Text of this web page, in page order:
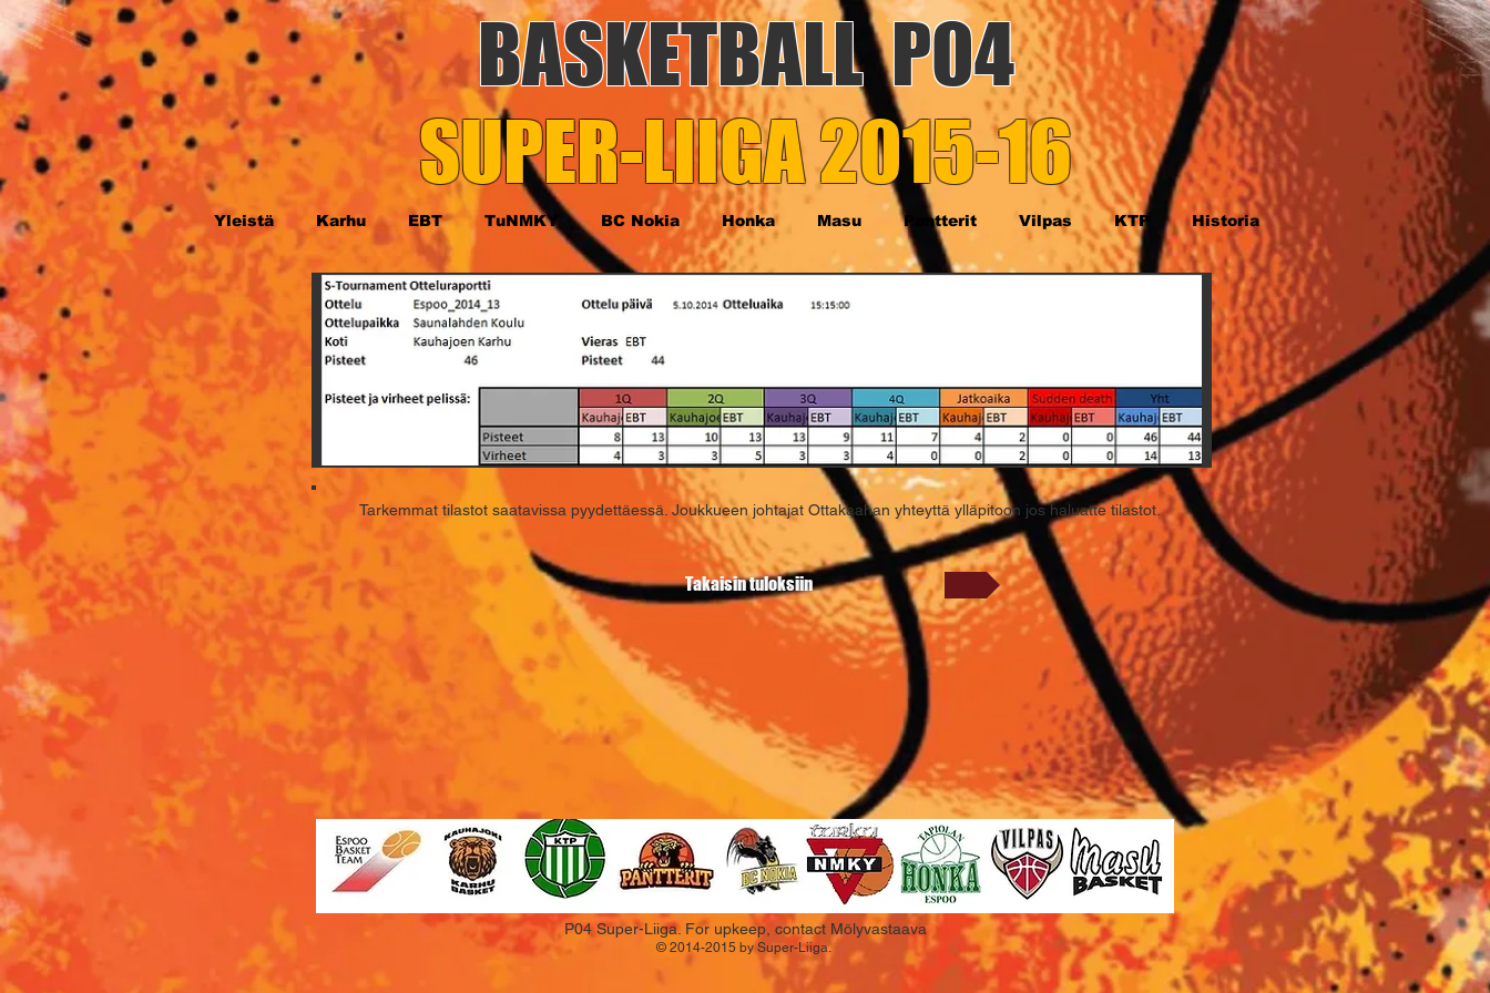
BASKETBALL P04
SUPER-LIIGA 2015-16
Yleistä Karhu EBT TuNMKY BC Nokia Honka Masu Pantterit Vilpas KTP Historia
Tarkemmat tilastot saatavissa pyydettäessä. Joukkueen johtajat Ottakaahan yhteyttä ylläpitoon jos haluatte tilastot.
Takaisin tuloksiin
P04 Super-Liiga. For upkeep, contact Mölyvastaava
© 2014-2015 by Super-Liiga.